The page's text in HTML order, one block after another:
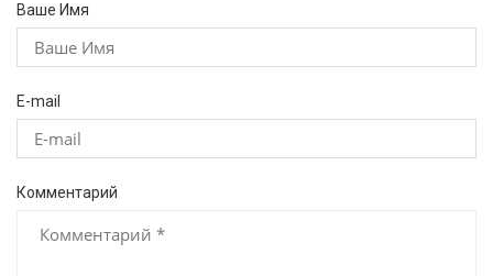
Ваше Имя
E-mail
Комментарий